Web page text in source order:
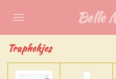
direct
naar
de
Belle
Traphekjes